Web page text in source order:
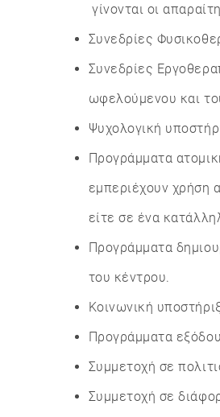
γίνονται οι
Συνεδρίες
Συνεδρίες
ωφελούμενου και
Ψυχολογική
Προγράμματα
εμπεριέχουν χρήση
είτε σε ένα
Προγράμματα
του κέντρου.
Κοινωνική
Προγράμματα
Συμμετοχή σε
Συμμετοχή σε